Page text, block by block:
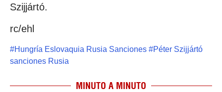
Szijjártó.
rc/ehl
#Hungría Eslovaquia Rusia Sanciones #Péter Szijjártó
sanciones Rusia
MINUTO A MINUTO